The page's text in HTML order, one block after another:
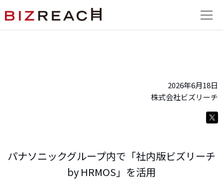
2026年6月18日
株式会社ビズリーチ
パナソニックグループ内で「社内版ビズリーチ
by HRMOS」を活用